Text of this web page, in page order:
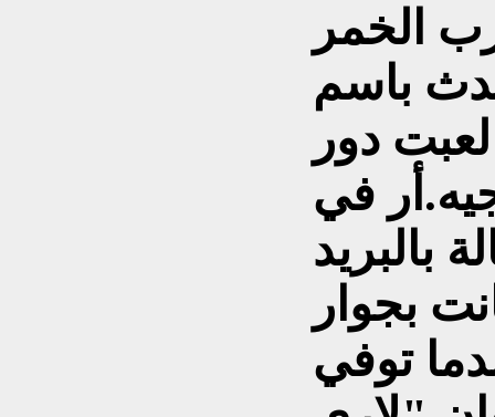
باسم
دور
في
بجوار